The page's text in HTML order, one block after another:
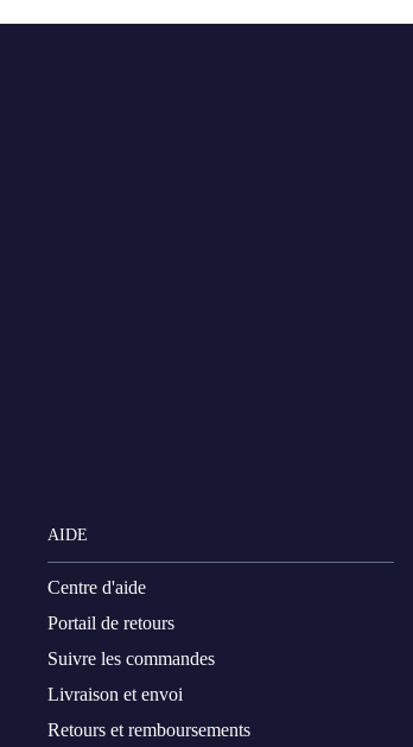
AIDE
Centre d'aide
Portail de retours
Suivre les commandes
Livraison et envoi
Retours et remboursements